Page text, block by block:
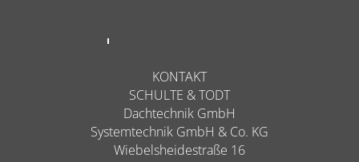
KONTAKT
SCHULTE & TODT
Dachtechnik GmbH
Systemtechnik GmbH & Co. KG
Wiebelsheidestraße 16